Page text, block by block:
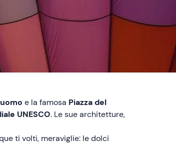
e la famosa Piazza del
UNESCO. Le sue architetture,
ti volti, meraviglie: le dolci